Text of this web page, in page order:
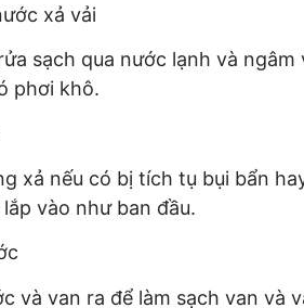
xả vải
sạch qua nước lạnh và ngâm
phơi khô.
xả nếu có bị tích tụ bụi bẩn
vào như ban đầu.
và van ra để làm sạch van và